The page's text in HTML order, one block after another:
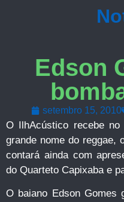
Edson
setembro 15, 2010
O IlhAcústico recebe
grande nome do reggae,
contará ainda com
do Quarteto Capixaba e
O baiano Edson Gomes